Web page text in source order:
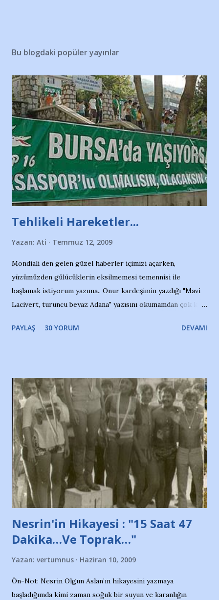
Bu blogdaki popüler yayınlar
Tehlikeli Hareketler...
Yazan: Ati Temmuz 12, 2009
Mondiali den gelen güzel haberler içimizi açarken,
yüzümüzden gülücüklerin eksilmemesi temennisi ile
başlamak istiyorum yazıma.. Onur kardeşimin yazdığı "Mavi
Lacivert, turuncu beyaz Adana" yazısını okumamdan çok kısa
irkildim.. "Bursasporlu taraftarlar, İstanbul takımlarının
ve ürünlerini Bursa şehrinde görmek istemediklerini bir
protesto eylemiyle açıkladıklarını bildiriyordu.. Bu grup
adına açıklama yapan şahsı muhterem(!) ''Açık ve net olarak
söylüyoruz. Bu son uyarımızdır. Bunun yanısıra, bu takımlara
ait tanıtıcı ilanların asılmasına izin veren Bursa Büyükşehir
Belediyesi ile mağazaların bulunduğu alışveriş merkezlerini
de kınıyoruz'' diye de eklemiş .. Blogumuzda okuduğum bu
yazının hemen ardından bu habe...
PAYLAŞ 30 YORUM DEVAMI
Nesrin'in Hikayesi : "15 Saat 47
Dakika…Ve Toprak…"
Yazan: vertumnus Haziran 10, 2009
Ön-Not: Nesrin Olgun Aslan’ın hikayesini yazmaya
başladığımda kimi zaman soğuk bir suyun ve karanlığın